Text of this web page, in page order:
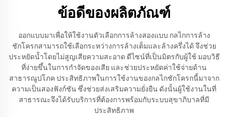
ข้อดีของผลิตภัณฑ์
ออกแบบมาเพื่อให้ใช้งานตัวเลือกการล้างสองแบบ กลไกการล้าง
ชักโครกสามารถใช้เลือกระหว่างการล้างเต็มและล้างครึ่งได้ จึงช่วย
ประหยัดน้ำโดยไม่สูญเสียความสะอาด ดีไซน์ที่เป็นมิตรกับผู้ใช้ มอบวิธี
ที่ง่ายขึ้นในการกำจัดของเสีย และช่วยประหยัดค่าใช้จ่ายด้าน
สาธารณูปโภค ประสิทธิภาพในการใช้งานของกลไกชักโครกนี้มาจาก
ความเป็นสองฟังก์ชัน ซึ่งช่วยส่งเสริมความยั่งยืน ดังนั้นผู้ใช้งานในที่
สาธารณะจึงได้รับบริการที่ต้องการพร้อมกับระบบสุขาภิบาลที่มี
ประสิทธิภาพ